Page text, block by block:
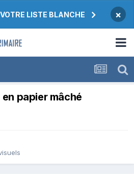
LISTE BLANCHE ×
papier mâché